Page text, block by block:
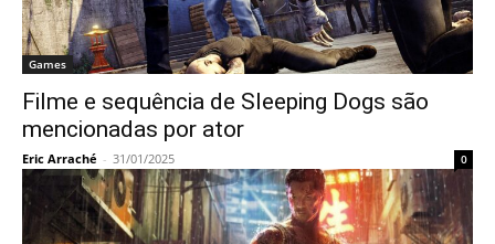
Games
Filme e sequência de Sleeping Dogs são
mencionadas por ator
Eric Arraché - 31/01/2025 0